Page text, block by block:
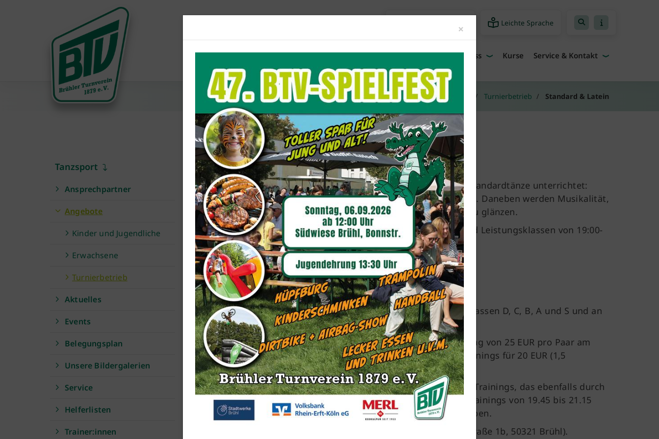
Leichte Sprache
Unser Verein Aktuelles Sportangebote Fitness Kurse Service & Kontakt
Du befindest dich hier: Sportangebote Tanzsport Angebote Turnierbetrieb Standard & Latein
Turniertraining Standard
In dieser Gruppe werden die grundlegenden Techniken für die Standardtänze unterrichtet:
Langsamer Walzer, Tango, Wiener Walzer, Slowfox und Quickstep. Daneben werden Musikalität,
Bewegungsabfolgen und Ausdruck vermittelt, um in Turnieren zu glänzen.
Das Turniertraining Standard findet dienstags für alle Alters- und Leistungsklassen von 19:00-
21:00 Uhr statt.
Trainingsleitung:Annette Sudol und Simone Segatori
Beitragsklasse III
Das Training richtet sich an alle Turnierpaare und Solisten der Klassen D, C, B, A und S und an
alle, die es werden möchten.
Gastpaare sind herzlich willkommen und können für einen Beitrag von 25 EUR pro Paar am
zweistündigen Gruppentraining teilnehmen, an Competition Trainings für 20 EUR (1,5
Stunden).
Ergänzt wird das Technik-Training um regelmäßige Competition-Trainings, das ebenfalls durch
die Trainer angeleitet wird. In der Regel finden die Competion Trainings von 19.45 bis 21.15
Uhr statt. Abweichende Zeiten werden rechtzeitig bekannt gegeben.
Das Training findet im Tanzsportzentrum statt (Anna-Seghers-Straße 1b, 50321 Brühl).
Tanzsport
Ansprechpartner
Angebote
Kinder und Jugendliche
Erwachsene
Turnierbetrieb
Aktuelles
Events
Belegungsplan
Unsere Bildergalerien
Service
Helferlisten
Trainer:innen
Sportangebot Mitglieder-Service
× Close